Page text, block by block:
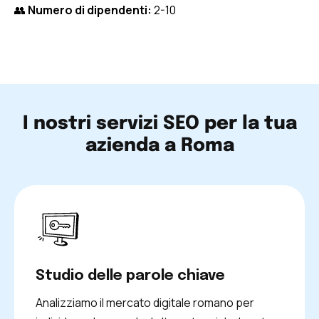
👥 Numero di dipendenti: 2-10
I nostri servizi SEO per la tua
azienda a Roma
Studio delle parole chiave
Analizziamo il mercato digitale romano per